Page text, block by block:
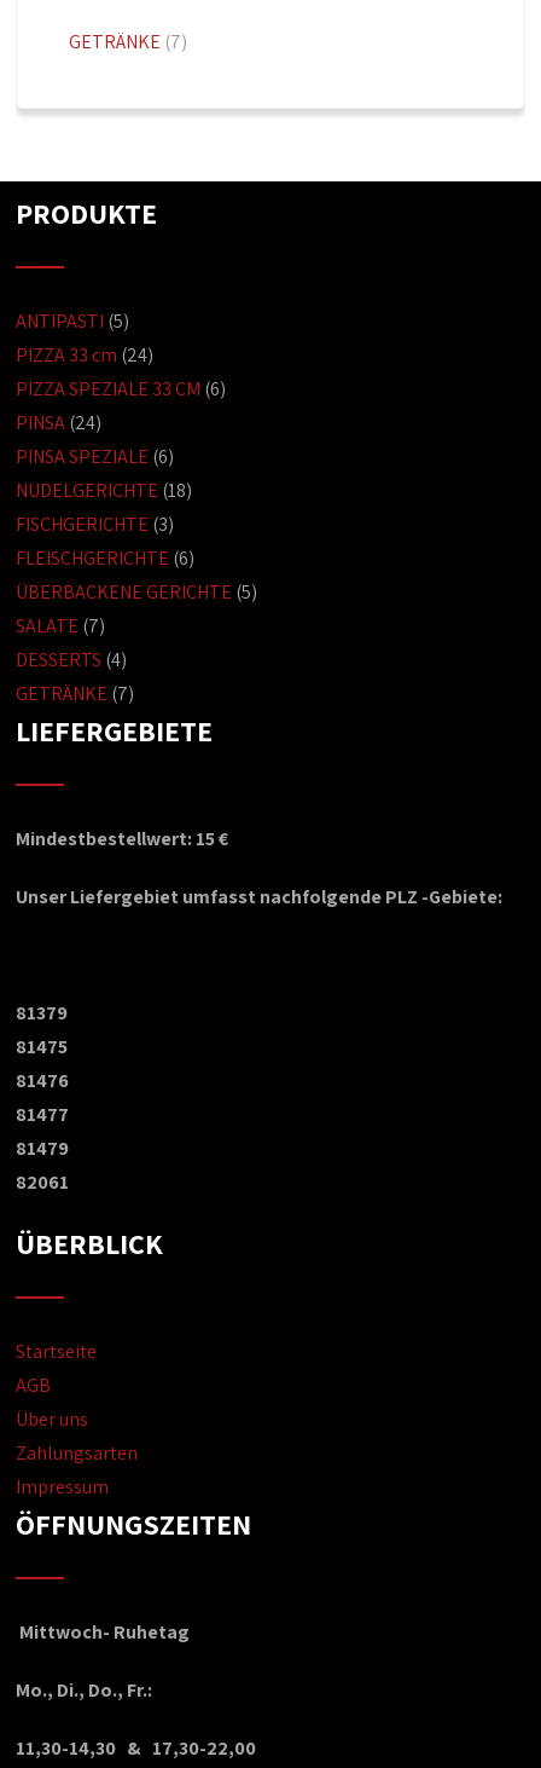
GETRÄNKE (7)
PRODUKTE
ANTIPASTI (5)
PIZZA 33 cm (24)
PIZZA SPEZIALE 33 CM (6)
PINSA(24)
PINSA SPEZIALE (6)
NUDELGERICHTE (18)
FISCHGERICHTE (3)
FLEISCHGERICHTE (6)
ÜBERBACKENE GERICHTE (5)
SALATE (7)
DESSERTS (4)
GETRÄNKE (7)
LIEFERGEBIETE
Mindestbestellwert: 15 €
Unser Liefergebiet umfasst nachfolgende PLZ -Gebiete:
81379
81475
81476
81477
81479
82061
ÜBERBLICK
Startseite
AGB
Über uns
Zahlungsarten
Impressum
ÖFFNUNGSZEITEN
Mittwoch- Ruhetag
Mo., Di., Do., Fr.:
11,30-14,30 & 17,30-22,00